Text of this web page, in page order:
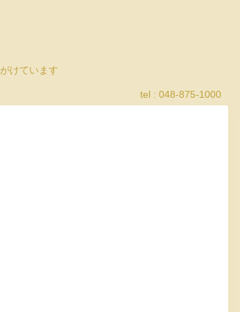
がけています
tel : 048-875-1000